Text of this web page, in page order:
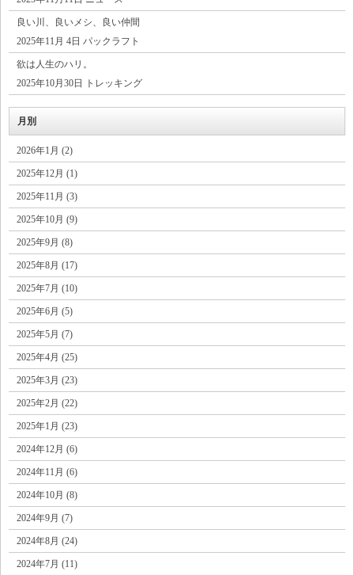
良い川、良いメシ、良い仲間
2025年11月 4日 パックラフト
欲は人生のハリ。
2025年10月30日 トレッキング
月別
2026年1月 (2)
2025年12月 (1)
2025年11月 (3)
2025年10月 (9)
2025年9月 (8)
2025年8月 (17)
2025年7月 (10)
2025年6月 (5)
2025年5月 (7)
2025年4月 (25)
2025年3月 (23)
2025年2月 (22)
2025年1月 (23)
2024年12月 (6)
2024年11月 (6)
2024年10月 (8)
2024年9月 (7)
2024年8月 (24)
2024年7月 (11)